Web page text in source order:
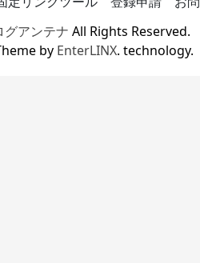
グアンテナ All Rights Reserved.
by EnterLINX. technology.